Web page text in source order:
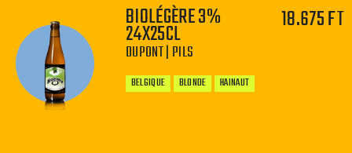
− +
BIOLÉGÈRE 3%
24X25CL
DUPONT | PILS
18.675 FT
BELGIQUE BLONDE HAINAUT